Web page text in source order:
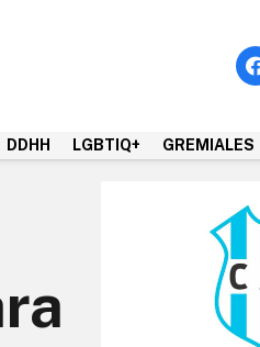
DDHH LGBTIQ+ GREMIALES